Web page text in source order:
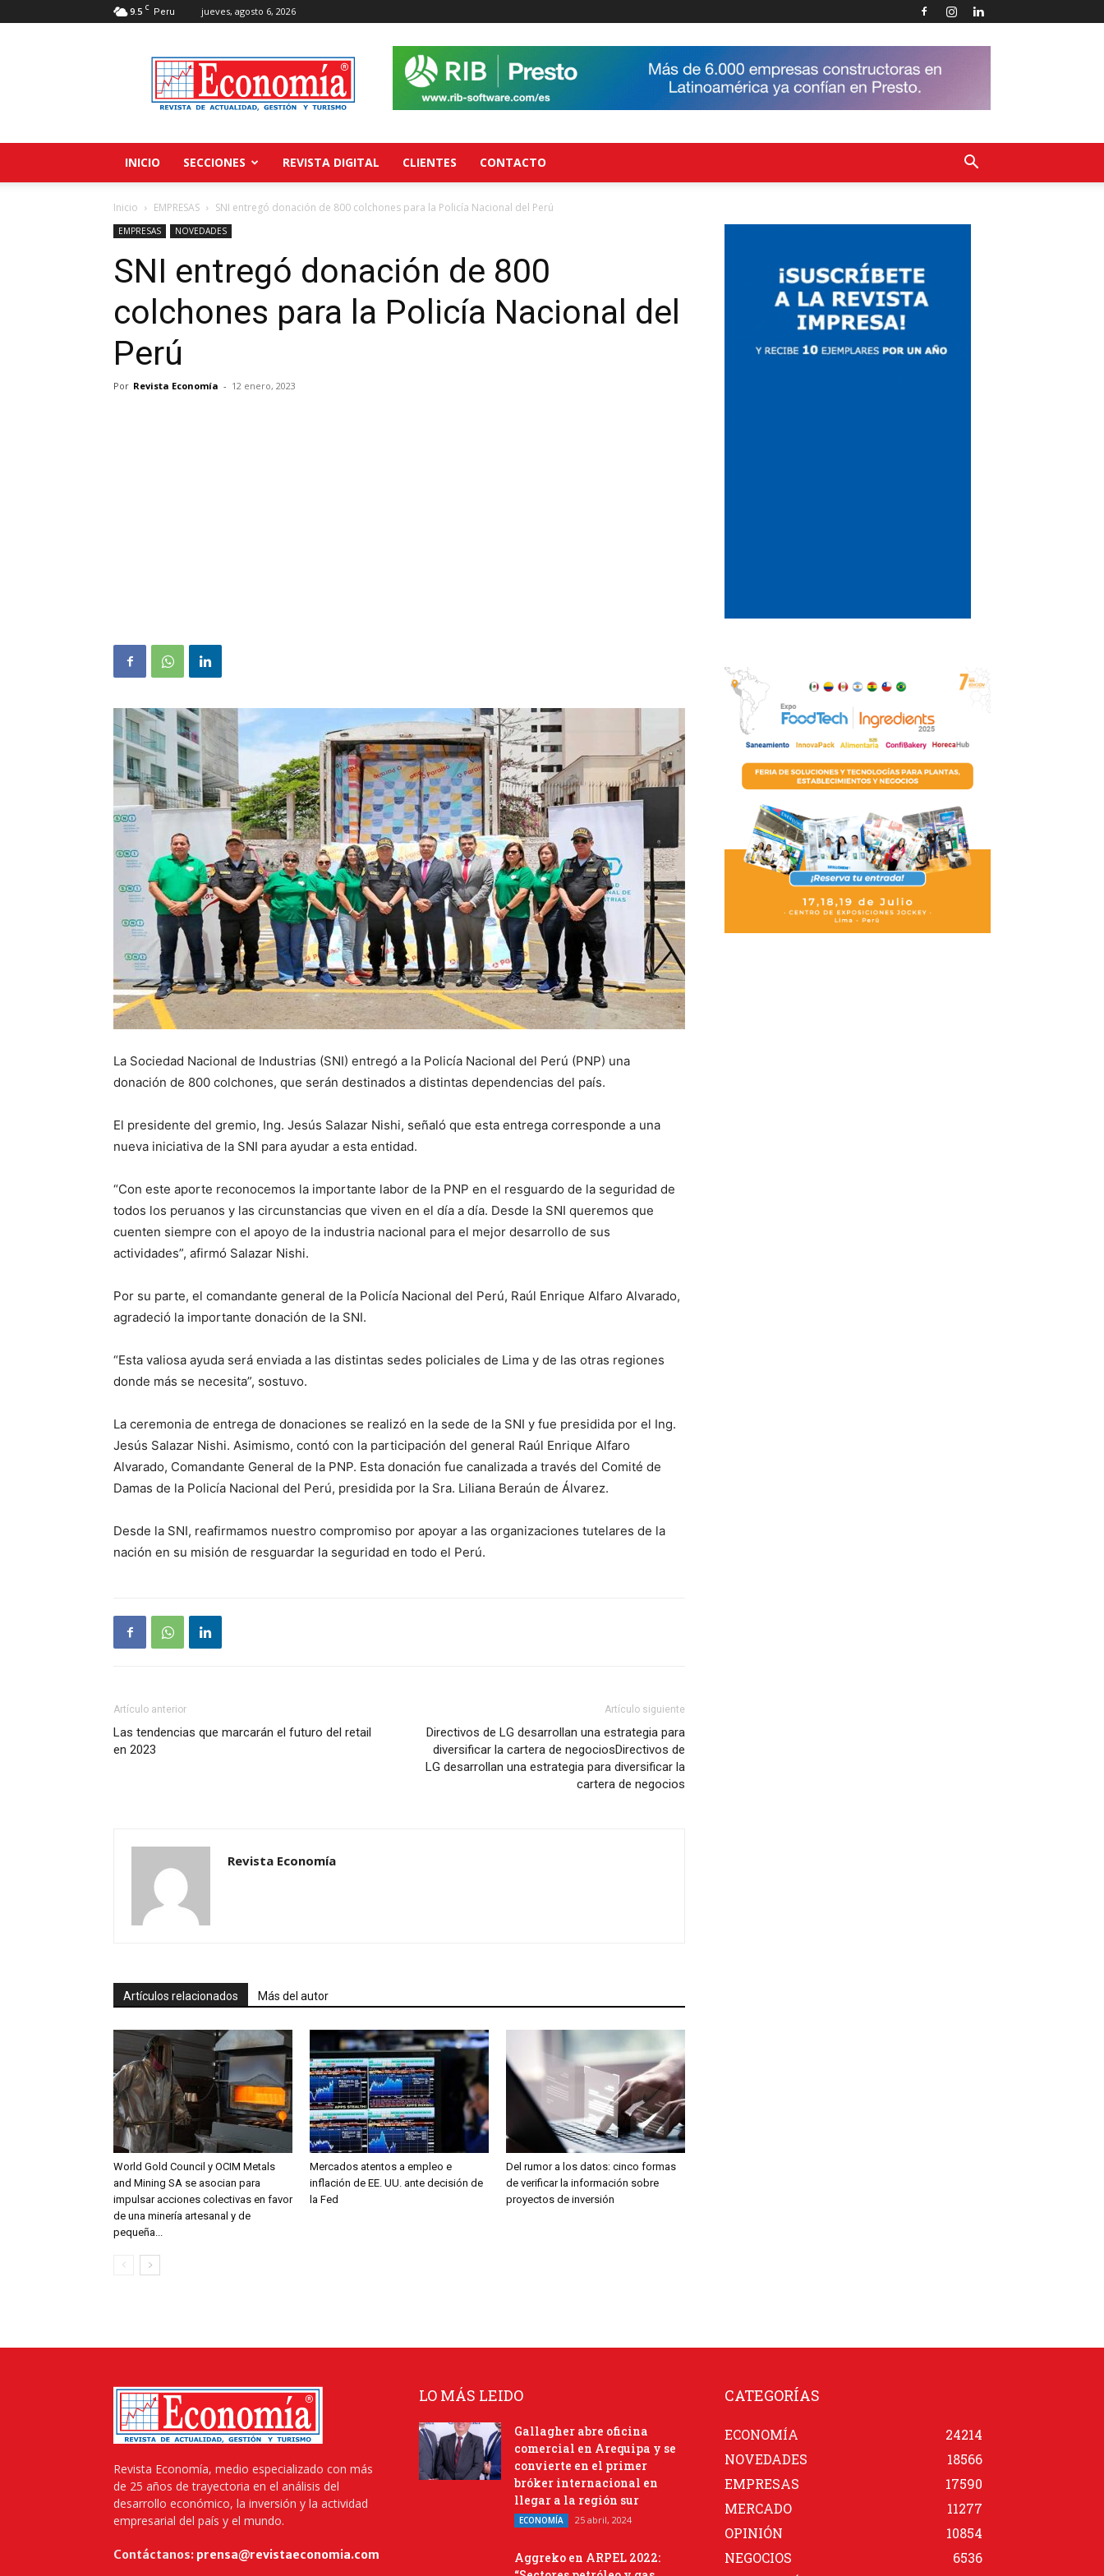
9.5 C Peru jueves, agosto 6, 2026
Revista
Economía
INICIO SECCIONES REVISTA DIGITAL CLIENTES CONTACTO
Inicio EMPRESAS SNI entregó donación de 800 colchones para la Policía Nacional del Perú
EMPRESAS NOVEDADES
SNI entregó donación de 800
colchones para la Policía Nacional del
Perú
Por Revista Economía - 12 enero, 2023
La Sociedad Nacional de Industrias (SNI) entregó a la Policía Nacional del Perú (PNP) una
donación de 800 colchones, que serán destinados a distintas dependencias del país.
El presidente del gremio, Ing. Jesús Salazar Nishi, señaló que esta entrega corresponde a una
nueva iniciativa de la SNI para ayudar a esta entidad.
“Con este aporte reconocemos la importante labor de la PNP en el resguardo de la seguridad de
todos los peruanos y las circunstancias que viven en el día a día. Desde la SNI queremos que
cuenten siempre con el apoyo de la industria nacional para el mejor desarrollo de sus
actividades”, afirmó Salazar Nishi.
Por su parte, el comandante general de la Policía Nacional del Perú, Raúl Enrique Alfaro Alvarado,
agradeció la importante donación de la SNI.
“Esta valiosa ayuda será enviada a las distintas sedes policiales de Lima y de las otras regiones
donde más se necesita”, sostuvo.
La ceremonia de entrega de donaciones se realizó en la sede de la SNI y fue presidida por el Ing.
Jesús Salazar Nishi. Asimismo, contó con la participación del general Raúl Enrique Alfaro
Alvarado, Comandante General de la PNP. Esta donación fue canalizada a través del Comité de
Damas de la Policía Nacional del Perú, presidida por la Sra. Liliana Beraún de Álvarez.
Desde la SNI, reafirmamos nuestro compromiso por apoyar a las organizaciones tutelares de la
nación en su misión de resguardar la seguridad en todo el Perú.
Artículo anterior
Las tendencias que marcarán el futuro del retail
en 2023
Artículo siguiente
Directivos de LG desarrollan una estrategia para
diversificar la cartera de negociosDirectivos de
LG desarrollan una estrategia para diversificar la
cartera de negocios
Revista Economía
Artículos relacionados Más del autor
World Gold Council y OCIM Metals
and Mining SA se asocian para
impulsar acciones colectivas en favor
de una minería artesanal y de
pequeña...
Mercados atentos a empleo e
inflación de EE. UU. ante decisión de
la Fed
Del rumor a los datos: cinco formas
de verificar la información sobre
proyectos de inversión
Revista Economía, medio especializado con más
de 25 años de trayectoria en el análisis del
desarrollo económico, la inversión y la actividad
empresarial del país y el mundo.
Contáctanos: prensa@revistaeconomia.com
LO MÁS LEIDO
Gallagher abre oficina
comercial en Arequipa y se
convierte en el primer
bróker internacional en
llegar a la región sur
ECONOMÍA 25 abril, 2024
Aggreko en ARPEL 2022:
CATEGORÍAS
ECONOMÍA
24214
NOVEDADES
18566
EMPRESAS
17590
MERCADO
11277
OPINIÓN
10854
NEGOCIOS
6536